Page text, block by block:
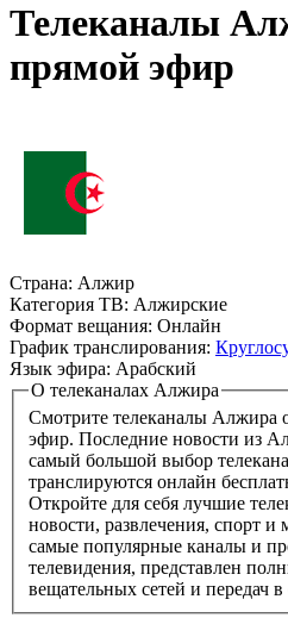
Телеканалы
прямой эфир
Страна: Алжир
Категория ТВ: Алжирские
Формат вещания: Онлайн
График транслирования:
Язык эфира: Арабский
О телеканалах Алжира
Смотрите телеканалы Алжира
эфир. Последние новости из
самый большой выбор
транслируются онлайн
Откройте для себя лучшие
новости, развлечения, спорт и
самые популярные каналы и
телевидения, представлен
вещательных сетей и передач в